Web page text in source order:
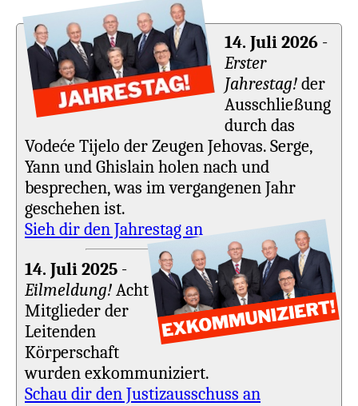
14. Juli 2026 -
Erster
Jahrestag!der
Ausschließung
durch das
Vodeće Tijelo der Zeugen Jehovas. Serge,
Yann und Ghislain holen nach und
besprechen, was im vergangenen Jahr
geschehen ist.
Sieh dir den Jahrestag an
14. Juli 2025 -
Eilmeldung!Acht
Mitglieder der
Leitenden
Körperschaft
wurden exkommuniziert.
Schau dir den Justizausschuss an